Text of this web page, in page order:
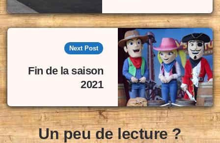
Next Post
Fin de la saison
2021
Un peu de lecture ?